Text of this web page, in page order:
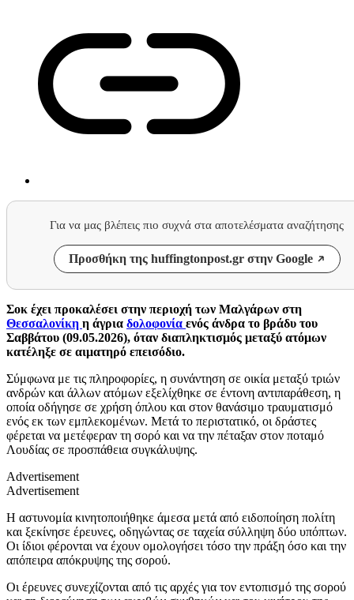
Για να μας βλέπεις πιο συχνά στα αποτελέσματα αναζήτησης
Προσθήκη της huffingtonpost.gr στην Google
Σοκ έχει προκαλέσει στην περιοχή των Μαλγάρων στη
Θεσσαλονίκη η άγρια δολοφονία ενός άνδρα το βράδυ του
Σαββάτου (09.05.2026), όταν διαπληκτισμός μεταξύ ατόμων
κατέληξε σε αιματηρό επεισόδιο.
Σύμφωνα με τις πληροφορίες, η συνάντηση σε οικία μεταξύ τριών
ανδρών και άλλων ατόμων εξελίχθηκε σε έντονη αντιπαράθεση, η
οποία οδήγησε σε χρήση όπλου και στον θανάσιμο τραυματισμό
ενός εκ των εμπλεκομένων. Μετά το περιστατικό, οι δράστες
φέρεται να μετέφεραν τη σορό και να την πέταξαν στον ποταμό
Λουδίας σε προσπάθεια συγκάλυψης.
Advertisement
Advertisement
Η αστυνομία κινητοποιήθηκε άμεσα μετά από ειδοποίηση πολίτη
και ξεκίνησε έρευνες, οδηγώντας σε ταχεία σύλληψη δύο υπόπτων.
Οι ίδιοι φέρονται να έχουν ομολογήσει τόσο την πράξη όσο και την
απόπειρα απόκρυψης της σορού.
Οι έρευνες συνεχίζονται από τις αρχές για τον εντοπισμό της σορού